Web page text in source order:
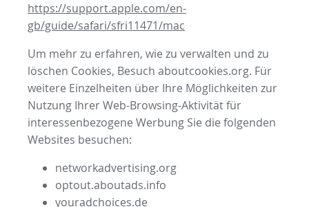
https://support.apple.com/en-
gb/guide/safari/sfri11471/mac
Um mehr zu erfahren, wie zu verwalten und zu
löschen Cookies, Besuch aboutcookies.org. Für
weitere Einzelheiten über Ihre Möglichkeiten zur
Nutzung Ihrer Web-Browsing-Aktivität für
interessenbezogene Werbung Sie die folgenden
Websites besuchen:
networkadvertising.org
optout.aboutads.info
youradchoices.de